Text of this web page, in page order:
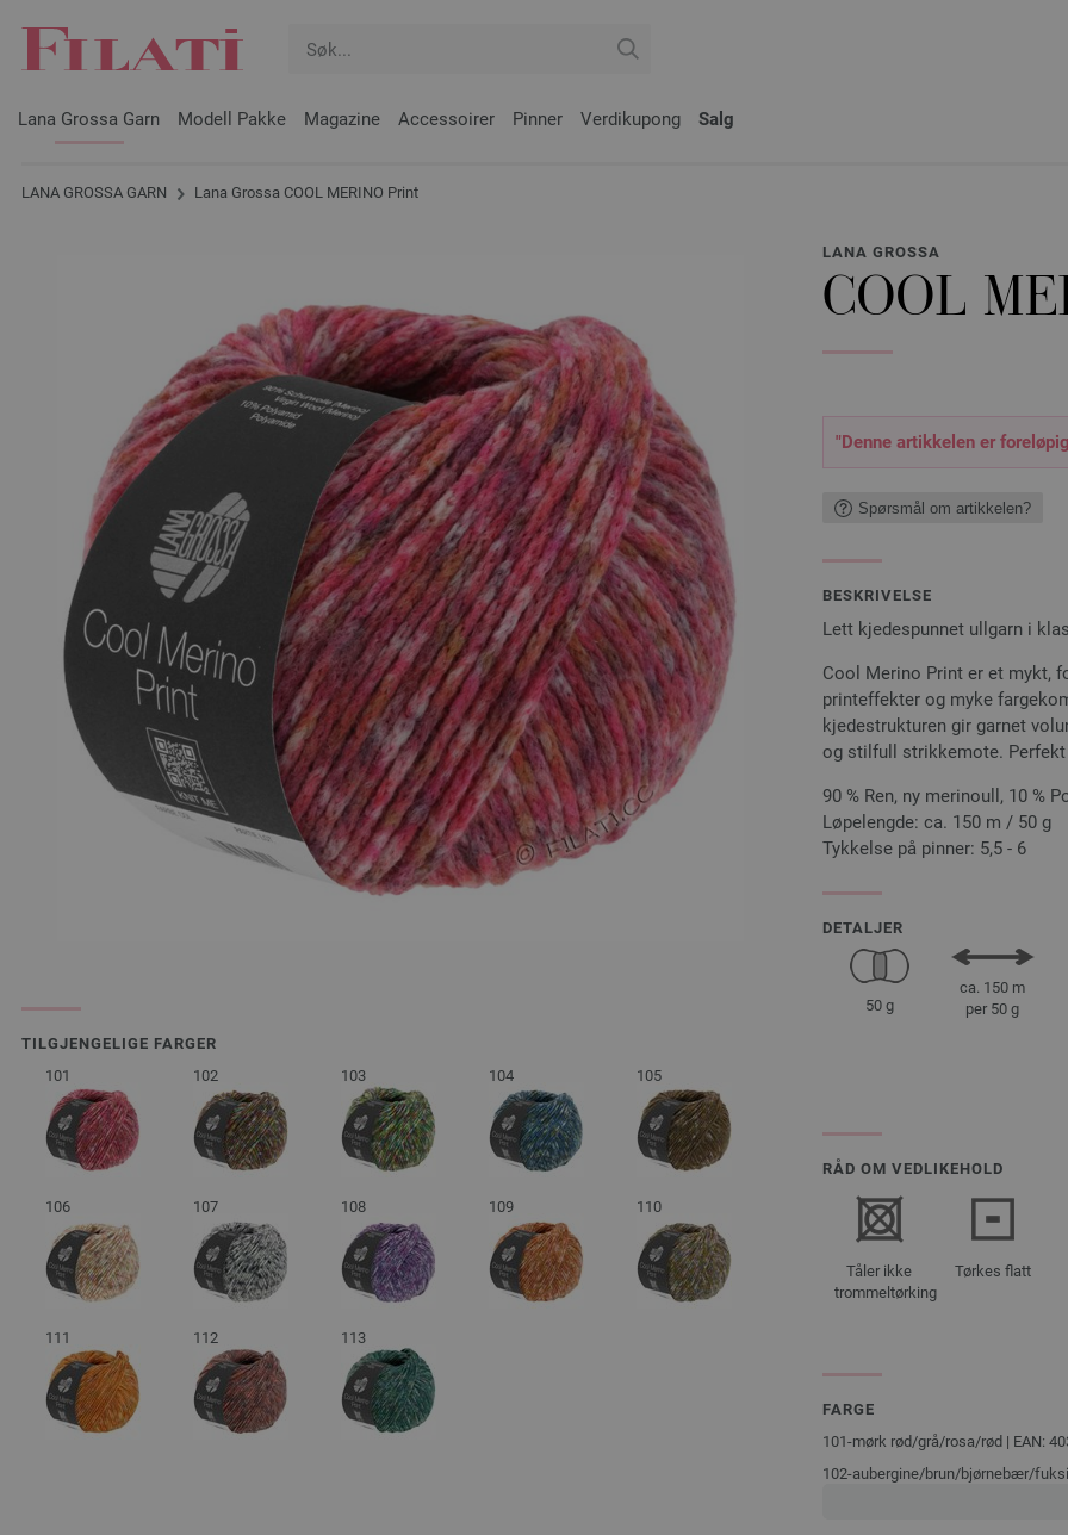
Lana Grossa Garn Modell Pakke Magazine Accessoirer Pinner Verdikupong Salg
LANA GROSSA GARN Lana Grossa COOL MERINO Print
TILGJENGELIGE FARGER
101
102 103 104 105
106 107 108 109 110
111 112 113
LANA GROSSA
COOL
"Denne artikkelen er
Spørsmål om artikkelen?
BESKRIVELSE
Lett kjedespunnet ullgarn i
Cool Merino Print er et mykt,
printeffekter og myke
kjedestrukturen gir garnet
og stilfull strikkemote.
90 % Ren, ny merinoull, 10 %
Løpelengde: ca. 150 m / 50 g
Tykkelse på pinner: 5,5 - 6
DETALJER
50 g
ca. 150 m
per 50 g
RÅD OM VEDLIKEHOLD
Tåler ikke
trommeltørking
Tørkes flatt
FARGE
101-mørk rød/grå/rosa/rød | EAN:
102-aubergine/brun/bjørnebær/